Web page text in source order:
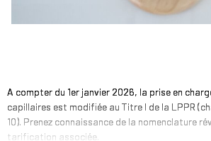
A compter du 1er janvier 2026, la prise en
capillaires est modifiée au Titre I de la LPPR
10). Prenez connaissance de la nomenclature
tarification associée.